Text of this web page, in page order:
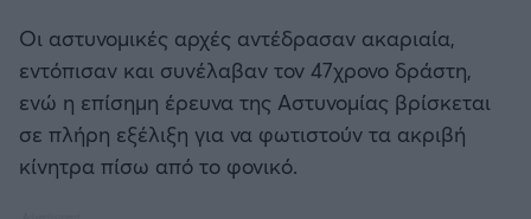
Οι αστυνομικές αρχές αντέδρασαν ακαριαία,
εντόπισαν και συνέλαβαν τον 47χρονο δράστη,
ενώ η επίσημη έρευνα της Αστυνομίας βρίσκεται
σε πλήρη εξέλιξη για να φωτιστούν τα ακριβή
κίνητρα πίσω από το φονικό.